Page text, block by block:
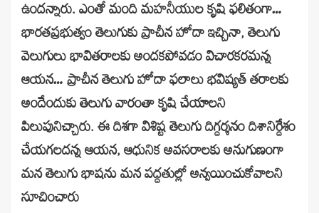
ఉందన్నారు. ఎంతో మంది మహనీయుల కృషి ఫలితంగా…
భారతప్రభుత్వం తెలుగుకు ప్రాచీన హోదా ఇచ్చినా, తెలుగు
వెలుగులు భావితరాలకు అందకపోవడం విచారకరమన్న
ఆయన… ప్రాచీన తెలుగు హోదా ఫలాలు భవిష్యత్ తరాలకు
అందేందుకు తెలుగు వారంతా కృషి చేయాలని
పిలుపునిచ్చారు. ఈ దిశగా విశిష్ట తెలుగు దిగ్దర్శనం దిశానిర్దేశం
చేయగలదన్న ఆయన, ఆధునిక అవసరాలకు అనుగుణంగా
మన తెలుగు భాషను మన పద్దతుల్లో అన్వయించుకోవాలని
సూచించారు